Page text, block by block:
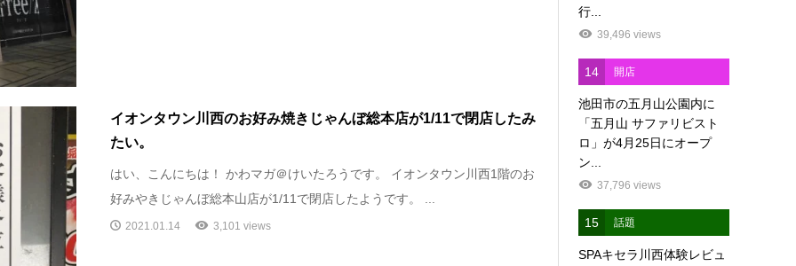
イオンタウン川西のお好み焼きじゃんぼ総本店が1/11で閉店したみ
たい。
はい、こんにちは！ かわマガ＠けいたろうです。 イオンタウン川西1階のお
好みやきじゃんぼ総本山店が1/11で閉店したようです。 ...
2021.01.14 3,101 views
行...
39,496 views
14 開店
池田市の五月山公園内に
「五月山 サファリビスト
ロ」が4月25日にオープ
ン...
37,796 views
15 話題
SPAキセラ川西体験レビュ